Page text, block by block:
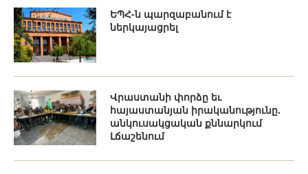
ԵՊՀ-ն պարզաբանում է
ներկայացրել
Վրաստանի փորձը եւ
հայաստանյան իրականությունը.
անկուսակցական քննարկում
Լճաշենում